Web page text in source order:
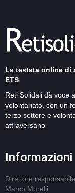
La testata online di
ETS
Reti Solidali dà voce
volontariato, con un
terzo settore e
attraversano
Informazioni
Direttore responsabile
Marco Morelli